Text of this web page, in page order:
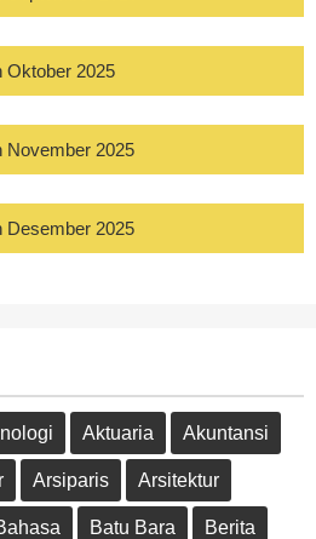
Oktober 2025
November 2025
Desember 2025
Aktuaria Akuntansi
Arsiparis Arsitektur
Batu Bara Berita